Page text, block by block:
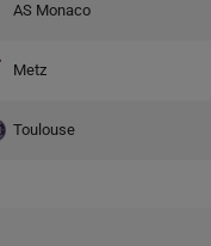
AS Monaco
Metz
Toulouse